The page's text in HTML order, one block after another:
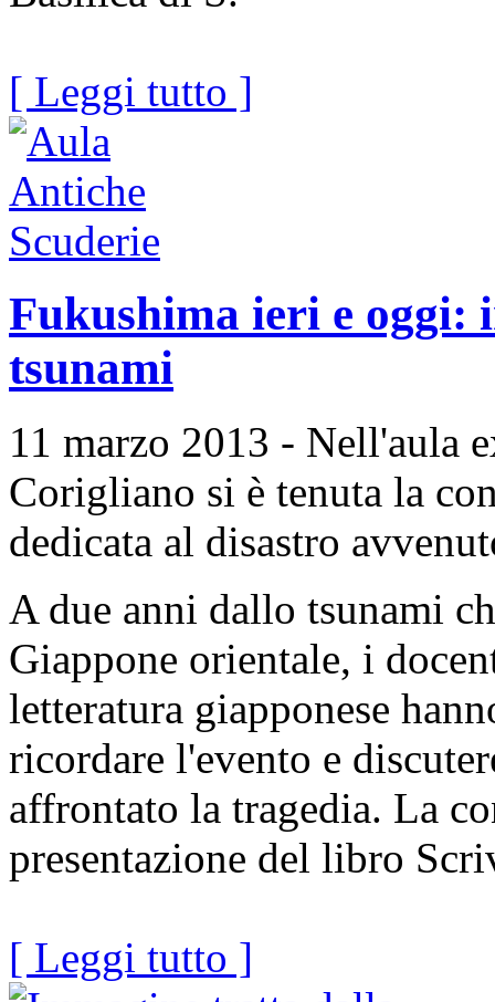
[ Leggi tutto ]
Fukushima ieri e
tsunami
11 marzo 2013 - Nell'aula
Corigliano si è tenuta la
dedicata al disastro
A due anni dallo tsunami
Giappone orientale, i
letteratura giapponese
ricordare l'evento e
affrontato la tragedia. La
presentazione del libro
[ Leggi tutto ]